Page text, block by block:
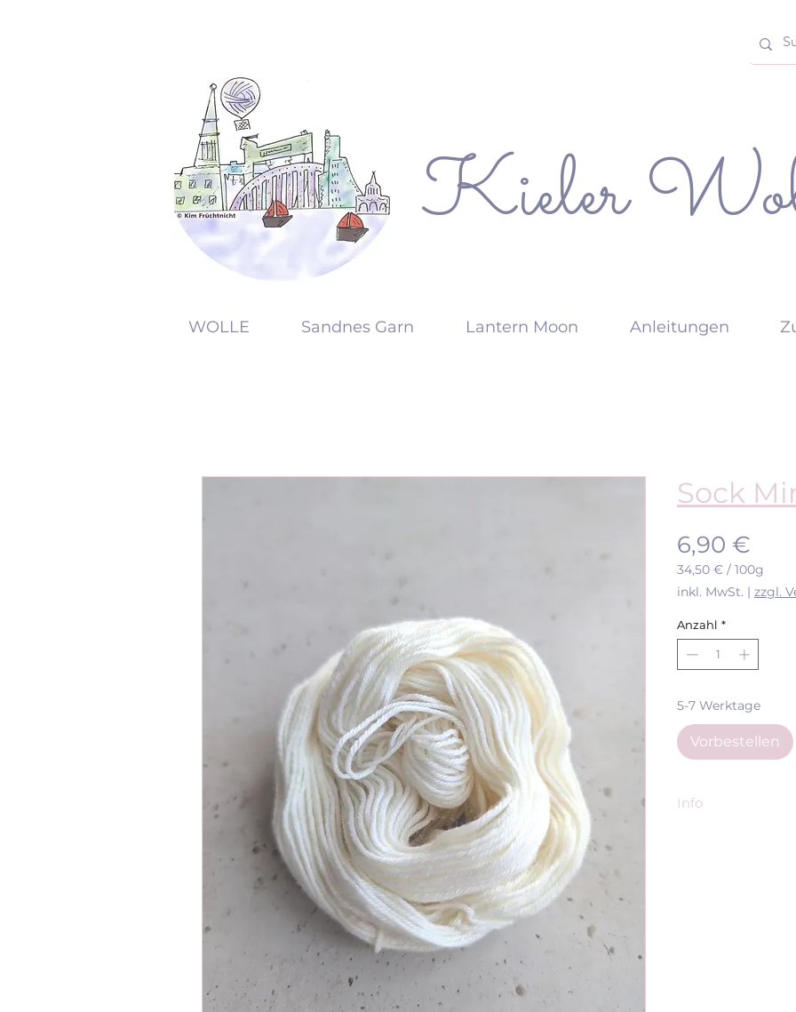
Kieler
KW
WOLLE Sandnes Garn Lantern Moon Anleitungen
Sock
6,90 €
34,50 € / 100g
34,50 €
pro
Gramm
inkl. MwSt. | zzgl.
Anzahl *
5-7 Werktage
Vorbestellen
Info